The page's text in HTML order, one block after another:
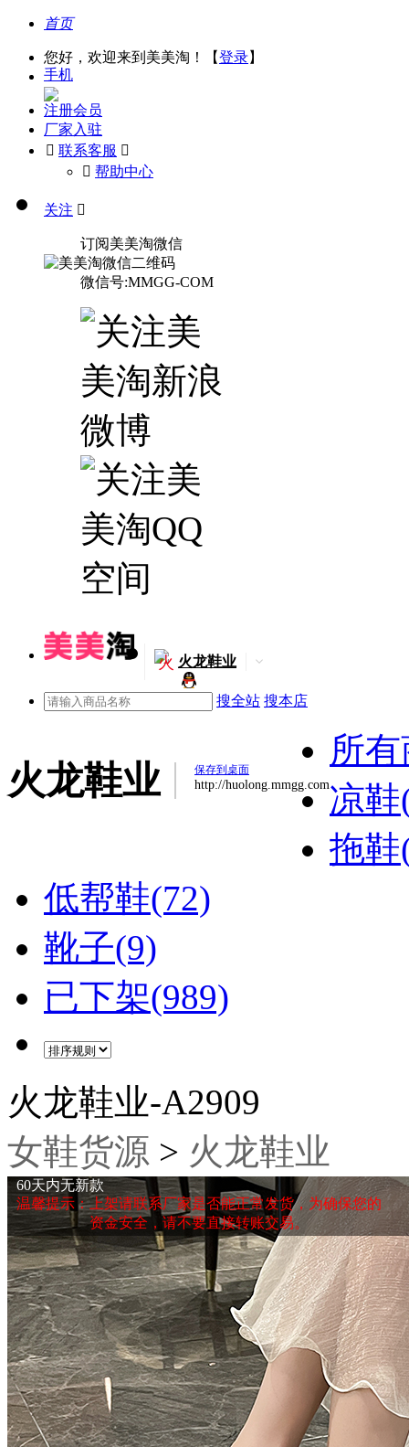
首页
您好，欢迎来到美美淘！【登录】
手机
注册会员
厂家入驻
 联系客服 
󰅃 帮助中心
关注 
订阅美美淘微信
微信号:MMGG-COM
火 火龙鞋业
搜全站 搜本店
火龙鞋业 保存到桌面
http://huolong.mmgg.com
所
凉鞋
拖鞋
低帮鞋(72)
靴子(9)
已下架(989)
火龙鞋业-A2909
女鞋货源 > 火龙鞋业
60天内无新款
温馨提示：上架请联系厂家是否能正常发货，为确保您的
资金安全，请不要直接转账交易。